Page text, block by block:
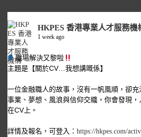
HKPES 香港專業人才服務機
1 week ago
職場解決又黎啦
主題是【關於CV…我想講嘅係】
一位金融職人的故事，沒有一帆風順，卻
事業、夢想、風浪與信仰交織，你會發現
在CV上。
詳情及報名，可登入： https://hkpes.com/